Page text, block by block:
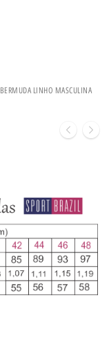
BERMUDA LINHO MASCULINA